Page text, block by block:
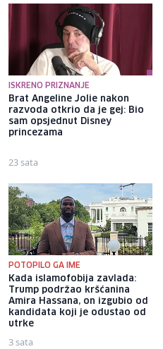
ISKRENO PRIZNANJE
Brat Angeline Jolie nakon
razvoda otkrio da je gej: Bio
sam opsjednut Disney
princezama
23 sata
POTOPILO GA IME
Kada islamofobija zavlada:
Trump podržao kršćanina
Amira Hassana, on izgubio od
kandidata koji je odustao od
utrke
3 sata